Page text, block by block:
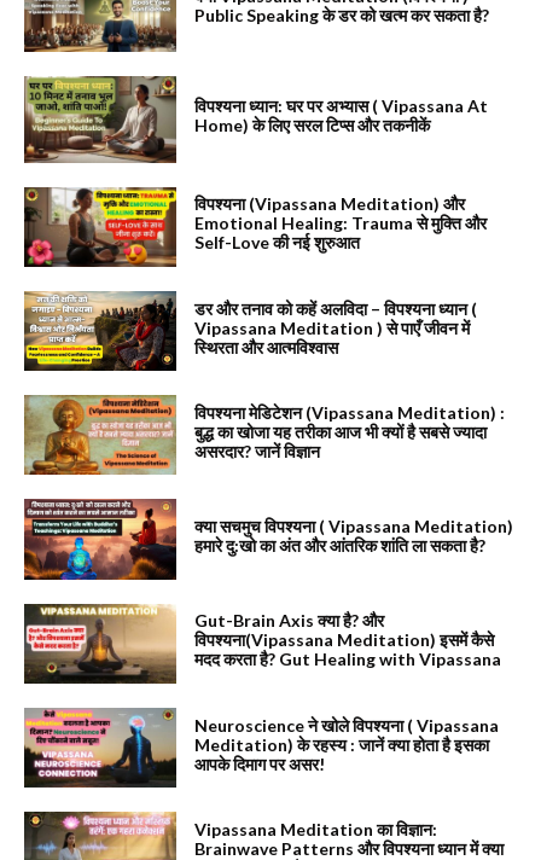
Public Speaking के डर को खत्म कर सकता है?
विपश्यना ध्यान: घर पर अभ्यास ( Vipassana At
Home) के लिए सरल टिप्स और तकनीकें
विपश्यना (Vipassana Meditation) और
Emotional Healing: Trauma से मुक्ति और
Self-Love की नई शुरुआत
डर और तनाव को कहें अलविदा – विपश्यना ध्यान (
Vipassana Meditation ) से पाएँ जीवन में
स्थिरता और आत्मविश्वास
विपश्यना मेडिटेशन (Vipassana Meditation) :
बुद्ध का खोजा यह तरीका आज भी क्यों है सबसे ज्यादा
असरदार? जानें विज्ञान
क्या सचमुच विपश्यना ( Vipassana Meditation)
हमारे दु:खो का अंत और आंतरिक शांति ला सकता है?
Gut-Brain Axis क्या है? और
विपश्यना(Vipassana Meditation) इसमें कैसे
मदद करता है? Gut Healing with Vipassana
Neuroscience ने खोले विपश्यना ( Vipassana
Meditation) के रहस्य : जानें क्या होता है इसका
आपके दिमाग पर असर!
Vipassana Meditation का विज्ञान:
Brainwave Patterns और विपश्यना ध्यान में क्या